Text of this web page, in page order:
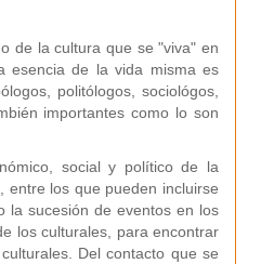
de la cultura que se "viva" en
esencia de la vida misma es
politólogos, sociológos,
importantes como lo son
social y político de la
entre los que pueden incluirse
la sucesión de eventos en los
los culturales, para encontrar
Del contacto que se